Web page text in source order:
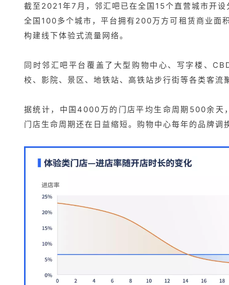
截至2021年7月，邻汇吧已在全国15个直营城市开
全国100多个城市，平台拥有200万方可租赁商业面
构建线下体验式流量网络。
同时邻汇吧平台覆盖了大型购物中心、写字楼、
校、影院、景区、地铁站、高铁站步行街等各类客流
据统计，中国4000万的门店平均生命周期500余天
门店生命周期还在日益缩短。购物中心每年的品牌